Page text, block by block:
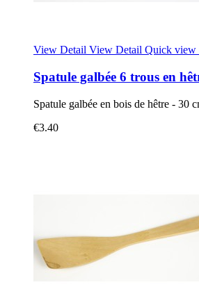
View Detail View Detail Quick view
Spatule galbée 6 trous en
Spatule galbée en bois de hêtre - 30
€3.40